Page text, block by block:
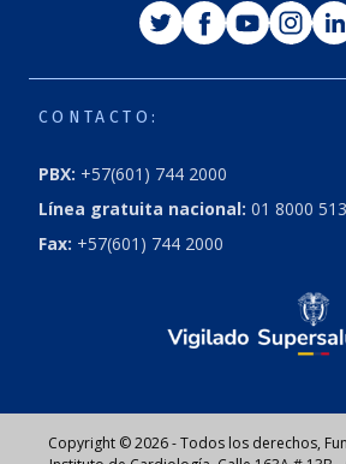
TwitterFacebook
Youtube
CONTACTO:
PBX: +57(601) 744 2000
Línea gratuita nacional: 01 8000
Fax: +57(601) 744 2000
Copyright © 2026 - Todos los derechos,